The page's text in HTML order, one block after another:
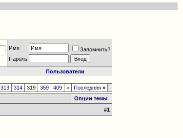
Имя
Запомнить?
Пароль
Пользователи
313 314 319 359 409 > Последняя»
Опции темы
#1